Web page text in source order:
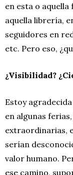
en esta o
aquella librería,
seguidores en
etc. Pero eso,
¿Visibilidad?
Estoy
en algunas
extraordinarias,
serían
valor humano.
ese camino,